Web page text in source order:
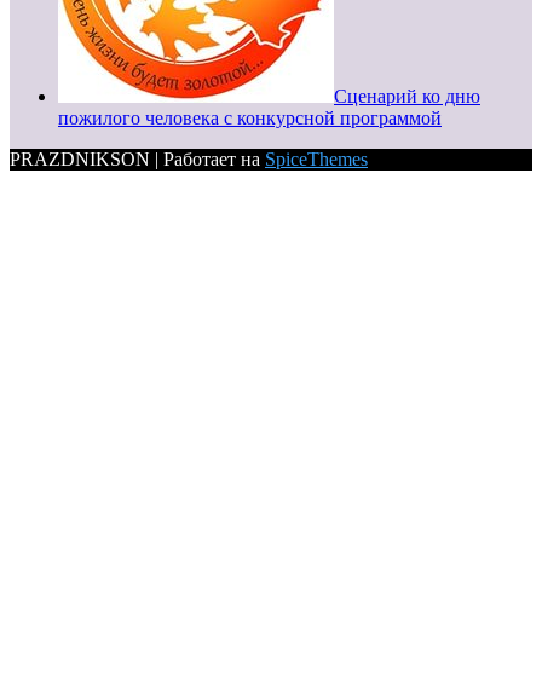
Сценарий ко дню
пожилого человека с конкурсной программой
PRAZDNIKSON | Работает на SpiceThemes